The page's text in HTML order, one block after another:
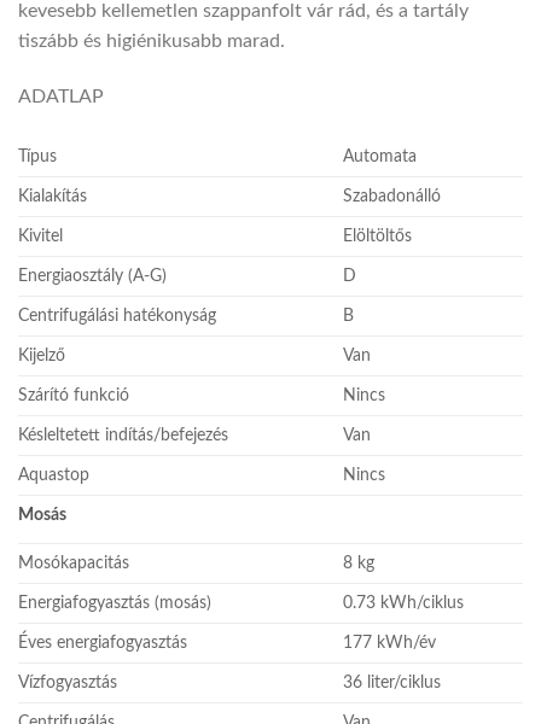
kevesebb kellemetlen szappanfolt vár rád, és a tartály
tiszább és higiénikusabb marad.
ADATLAP
Típus Automata
Kialakítás Szabadonálló
Kivitel Elöltöltős
Energiaosztály (A-G) D
Centrifugálási hatékonyság B
Kijelző Van
Szárító funkció Nincs
Késleltetett indítás/befejezés Van
Aquastop Nincs
Mosás
Mosókapacitás 8 kg
Energiafogyasztás (mosás) 0.73 kWh/ciklus
Éves energiafogyasztás 177 kWh/év
Vízfogyasztás 36 liter/ciklus